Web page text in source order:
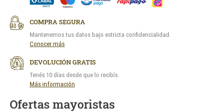
COMPRA SEGURA
Mantenemos tus datos bajo estricta confidencialidad.
Conocer más
DEVOLUCIÓN GRATIS
Tenés 10 días desde que lo recibís.
Más información
Ofertas mayoristas